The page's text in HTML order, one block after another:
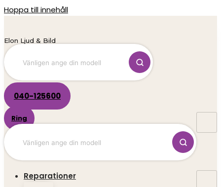
Hoppa till innehåll
Elon Ljud & Bild
040-125600
Ring
Reparationer